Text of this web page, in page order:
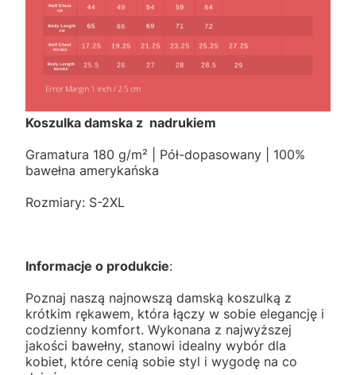
Koszulka damska z nadrukiem
Gramatura 180 g/m² | Pół-dopasowany | 100%
bawełna amerykańska
Rozmiary: S-2XL
Informacje o produkcie:
Poznaj naszą najnowszą damską koszulką z
krótkim rękawem, która łączy w sobie elegancję i
codzienny komfort. Wykonana z najwyższej
jakości bawełny, stanowi idealny wybór dla
kobiet, które cenią sobie styl i wygodę na co